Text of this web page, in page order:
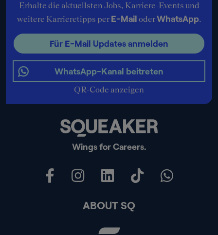
Wings for Careers.
Erhalte die aktuellsten Jobs, Karriere-Events und
weitere Karrieretipps per E-Mail oderWhatsApp.
Für E-Mail Updates anmelden
WhatsApp-Kanal beitreten
QR-Code anzeigen
ABOUT SQ